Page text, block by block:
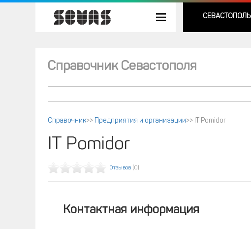
СЕВАСТОПОЛЬ
Справочник Севастополя
Справочник>> Предприятия и организации>> IT Pomidor
IT Pomidor
Отзывов (0)
Контактная информация